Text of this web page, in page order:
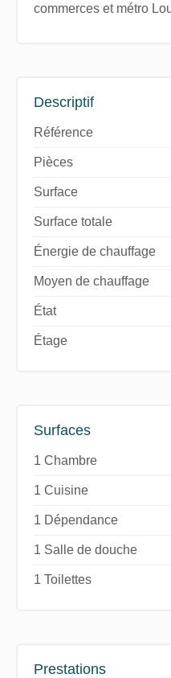
commerces et métro
Descriptif
Référence
Pièces
Surface
Surface totale
Énergie de chauffage
Moyen de chauffage
État
Étage
Surfaces
1 Chambre
1 Cuisine
1 Dépendance
1 Salle de douche
1 Toilettes
Prestations